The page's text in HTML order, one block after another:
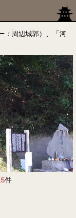
：周辺城郭）、「河
件